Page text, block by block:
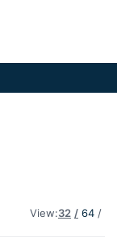
View:32 64